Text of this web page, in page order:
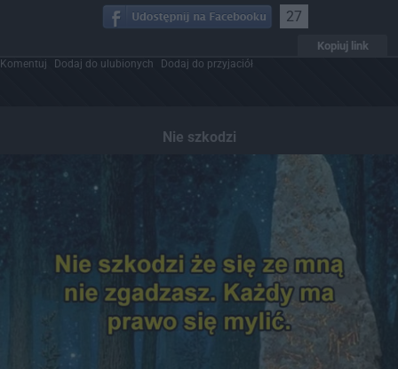
27
Kopiuj link
Komentuj Dodaj do ulubionych Dodaj do przyjaciół
Nie szkodzi